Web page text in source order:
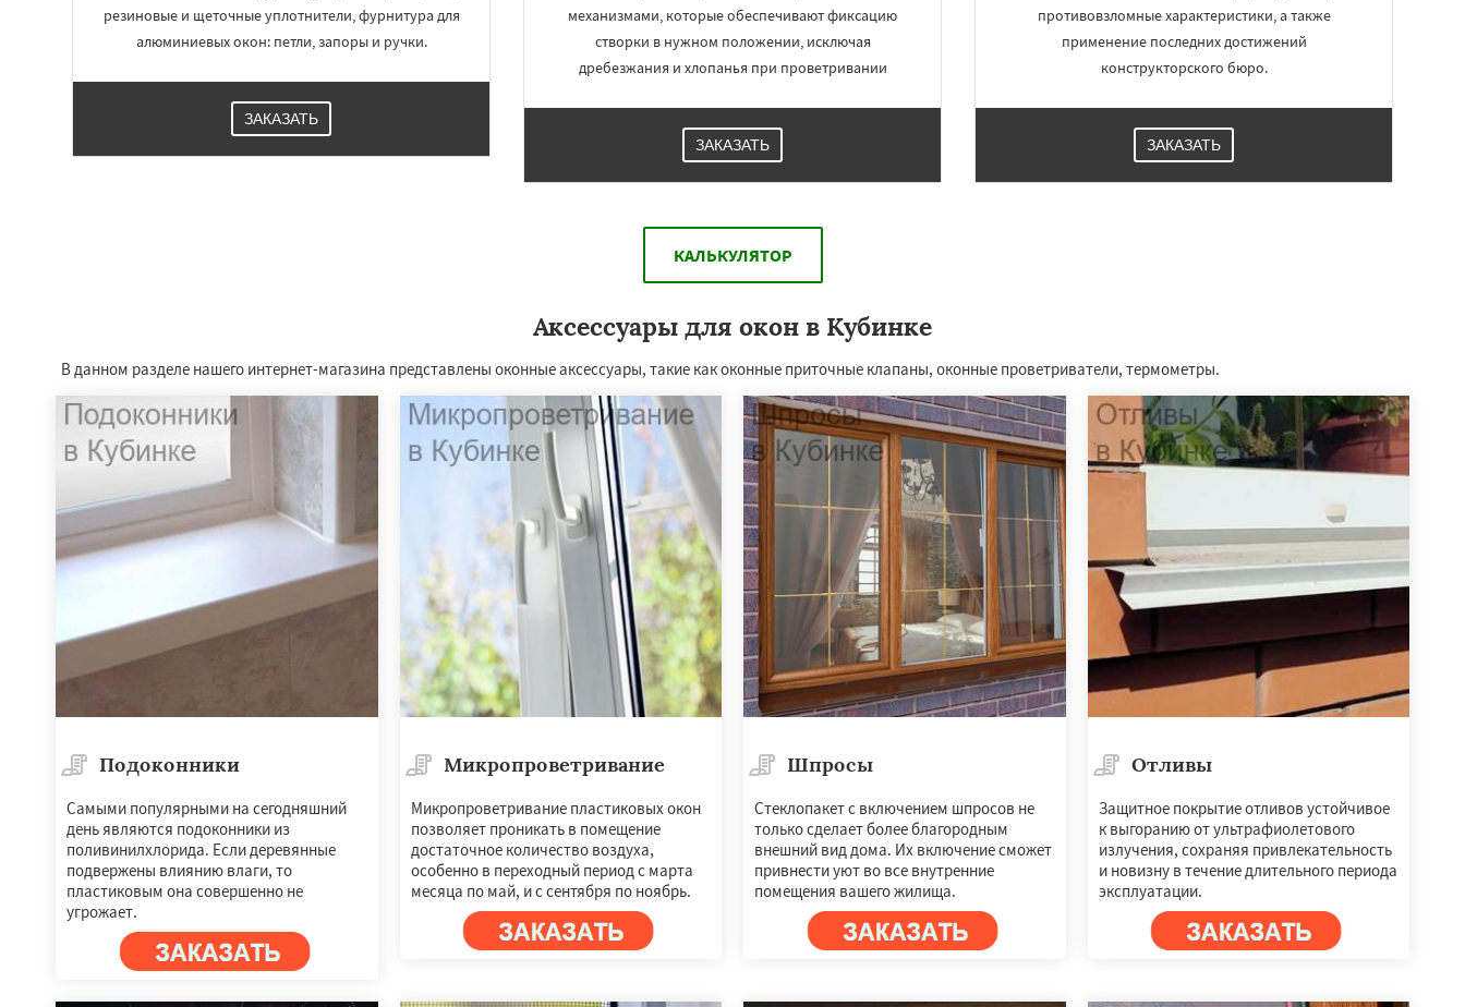
резиновые и щеточные уплотнители, фурнитура для
алюминиевых окон: петли, запоры и ручки.
ЗАКАЗАТЬ
механизмами, которые обеспечивают фиксацию
створки в нужном положении, исключая
дребезжания и хлопанья при проветривании
ЗАКАЗАТЬ
противовзломные характеристики, а также
применение последних достижений
конструкторского бюро.
ЗАКАЗАТЬ
КАЛЬКУЛЯТОР
Аксессуары для окон в Кубинке
В данном разделе нашего интернет-магазина представлены оконные аксессуары, такие как оконные приточные клапаны, оконные проветриватели, термометры.
Подоконники
Самыми популярными на сегодняшний
день являются подоконники из
поливинилхлорида. Если деревянные
подвержены влиянию влаги, то
пластиковым она совершенно не
угрожает.
Микропроветривание
Микропроветривание пластиковых окон
позволяет проникать в помещение
достаточное количество воздуха,
особенно в переходный период с марта
месяца по май, и с сентября по ноябрь.
Шпросы
Стеклопакет с включением шпросов не
только сделает более благородным
внешний вид дома. Их включение сможет
привнести уют во все внутренние
помещения вашего жилища.
Отливы
Защитное покрытие отливов устойчивое
к выгоранию от ультрафиолетового
излучения, сохраняя привлекательность
и новизну в течение длительного периода
эксплуатации.